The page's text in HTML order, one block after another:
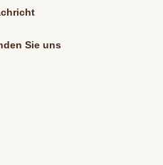
Sie uns